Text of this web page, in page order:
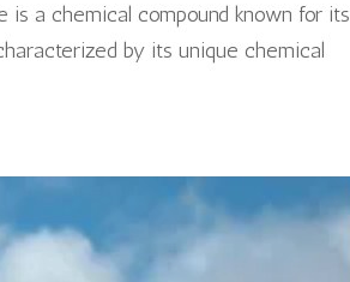
is a chemical compound known for its
by its unique chemical